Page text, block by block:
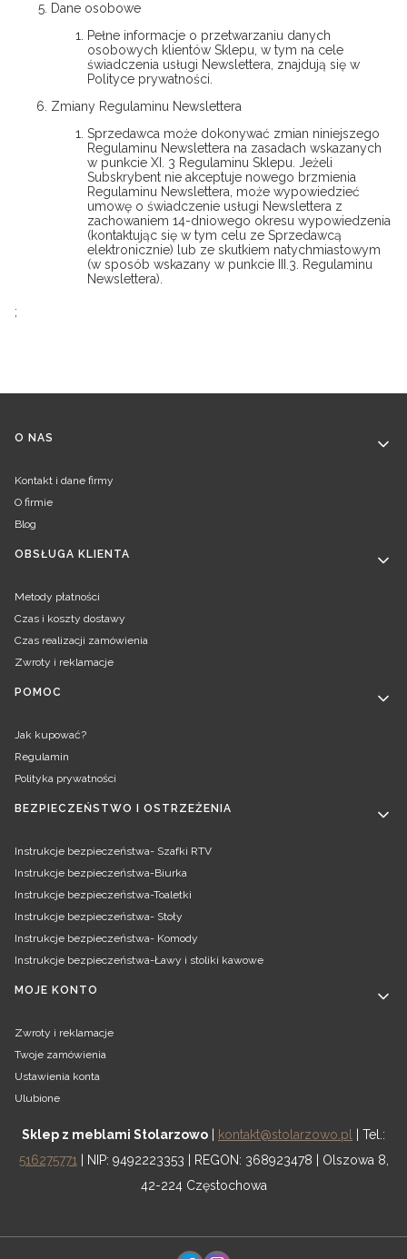
Dane osobowe
Pełne informacje o przetwarzaniu danych
osobowych klientów Sklepu, w tym na cele
świadczenia usługi Newslettera, znajdują się w
Polityce prywatności.
Zmiany Regulaminu Newslettera
Sprzedawca może dokonywać zmian niniejszego
Regulaminu Newslettera na zasadach wskazanych
w punkcie XI. 3 Regulaminu Sklepu. Jeżeli
Subskrybent nie akceptuje nowego brzmienia
Regulaminu Newslettera, może wypowiedzieć
umowę o świadczenie usługi Newslettera z
zachowaniem 14-dniowego okresu wypowiedzenia
(kontaktując się w tym celu ze Sprzedawcą
elektronicznie) lub ze skutkiem natychmiastowym
(w sposób wskazany w punkcie III.3. Regulaminu
Newslettera).
;
Linki w stopce
O NAS
Kontakt i dane firmy
O firmie
Blog
OBSŁUGA KLIENTA
Metody płatności
Czas i koszty dostawy
Czas realizacji zamówienia
Zwroty i reklamacje
POMOC
Jak kupować?
Regulamin
Polityka prywatności
BEZPIECZEŃSTWO I OSTRZEŻENIA
Instrukcje bezpieczeństwa- Szafki RTV
Instrukcje bezpieczeństwa-Biurka
Instrukcje bezpieczeństwa-Toaletki
Instrukcje bezpieczeństwa- Stoły
Instrukcje bezpieczeństwa- Komody
Instrukcje bezpieczeństwa-Ławy i stoliki kawowe
MOJE KONTO
Zwroty i reklamacje
Twoje zamówienia
Ustawienia konta
Ulubione
Sklep z meblami Stolarzowo kontakt@stolarzowo.pl
| Tel.:
516275771 | NIP: 9492223353 | REGON: 368923478 | Olszowa 8,
42-224 Częstochowa